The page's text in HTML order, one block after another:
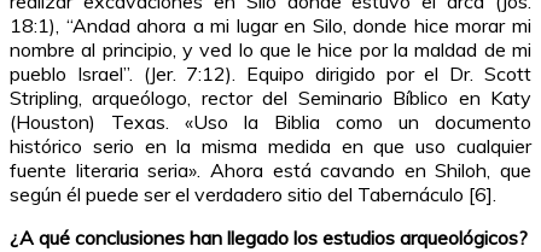
18:1), “Andad ahora a mi lugar en Silo, donde hice morar mi
nombre al principio, y ved lo que le hice por la maldad de mi
pueblo Israel”. (Jer. 7:12). Equipo dirigido por el Dr. Scott
Stripling, arqueólogo, rector del Seminario Bíblico en Katy
(Houston) Texas. «Uso la Biblia como un documento
histórico serio en la misma medida en que uso cualquier
fuente literaria seria». Ahora está cavando en Shiloh, que
según él puede ser el verdadero sitio del Tabernáculo [6].
¿A qué conclusiones han llegado los estudios arqueológicos?